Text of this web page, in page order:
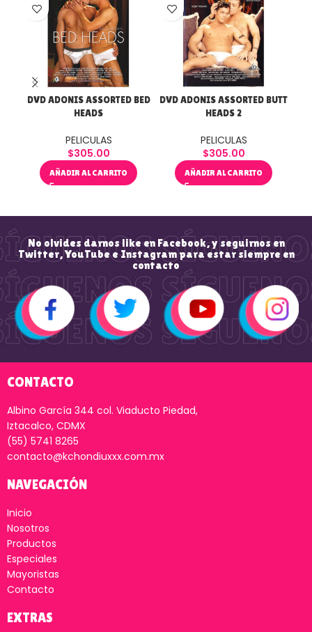
DVD ADONIS ASSORTED BED
HEADS
PELICULAS
$305.00
AÑADIR AL CARRITO
DVD ADONIS ASSORTED BUTT
HEADS 2
PELICULAS
$305.00
AÑADIR AL CARRITO
No olvides darnos like en Facebook, y seguirnos en
Twitter, YouTube e Instagram para estar siempre en
contacto
CONTACTO
Albino García 344 col. Viaducto Piedad,
Iztacalco, CDMX
(55) 5741 8265
contacto@kchondiuxxx.com.mx
NAVEGACIÓN
Inicio
Nosotros
Productos
Especiales
Mayoristas
Contacto
EXTRAS